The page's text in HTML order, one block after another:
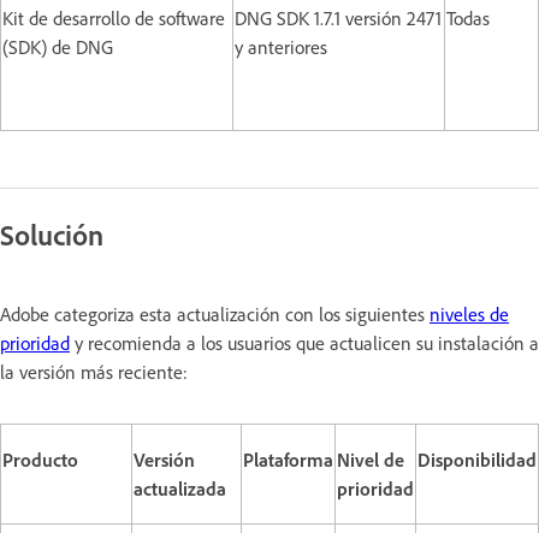
Kit de desarrollo de software
(SDK) de DNG
DNG SDK 1.7.1 versión 2471
y anteriores
Todas
Solución
Adobe categoriza esta actualización con los siguientes niveles de
prioridad y recomienda a los usuarios que actualicen su instalación a
la versión más reciente:
Producto
Versión
actualizada
Plataforma Nivel de
prioridad
Disponibilidad